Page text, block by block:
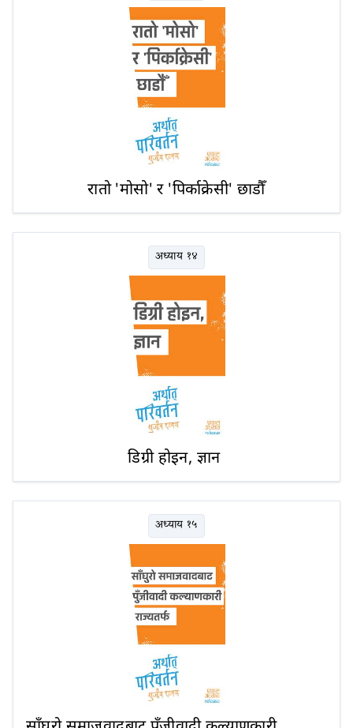
रातो 'मोसो' र 'पिर्काक्रेसी' छाडौँ
अध्याय १४
डिग्री होइन, ज्ञान
अध्याय १५